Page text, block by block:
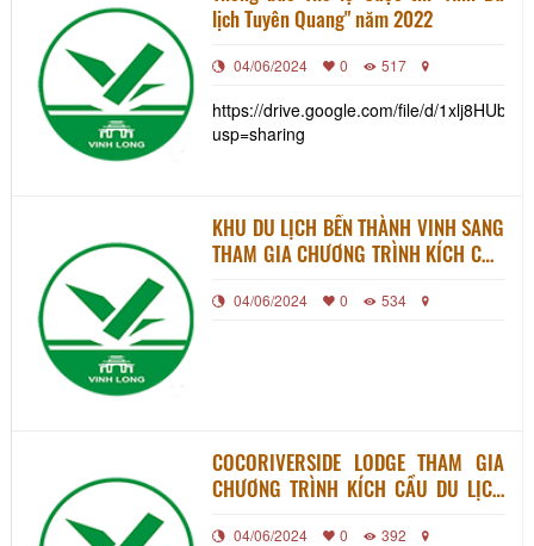
lịch Tuyên Quang" năm 2022
04/06/2024 0 517
https://drive.google.com/file/d/
usp=sharing
KHU DU LỊCH BẾN THÀNH VINH SANG
THAM GIA CHƯƠNG TRÌNH KÍCH CẦU
04/06/2024 0 534
COCORIVERSIDE LODGE THAM GIA
CHƯƠNG TRÌNH KÍCH CẦU DU LỊCH
04/06/2024 0 392